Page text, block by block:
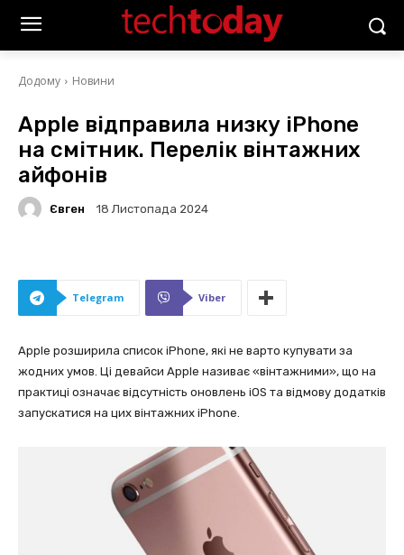
Додому Новини
Apple відправила низку iPhone
на смітник. Перелік вінтажних
айфонів
Євген 18 Листопада 2024
Telegram Viber
Apple розширила список iPhone, які не варто купувати за
жодних умов. Ці девайси Apple називає «вінтажними», що на
практиці означає відсутність оновлень iOS та відмову додатків
запускатися на цих вінтажних iPhone.